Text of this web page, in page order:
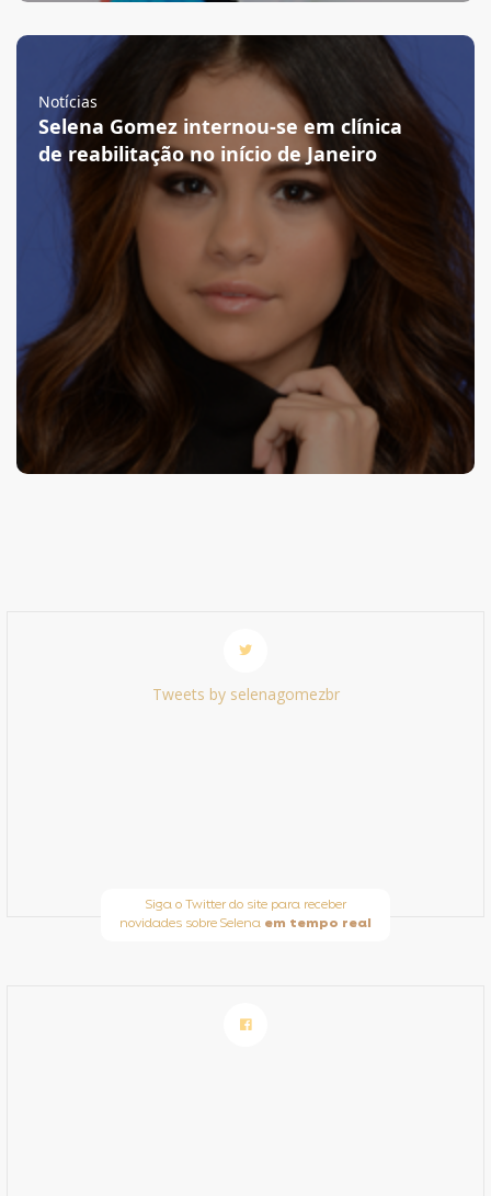
Notícias
Selena Gomez internou-se em clínica
de reabilitação no início de Janeiro
Tweets by selenagomezbr
Siga o Twitter do site para receber
novidades sobre Selena em tempo real